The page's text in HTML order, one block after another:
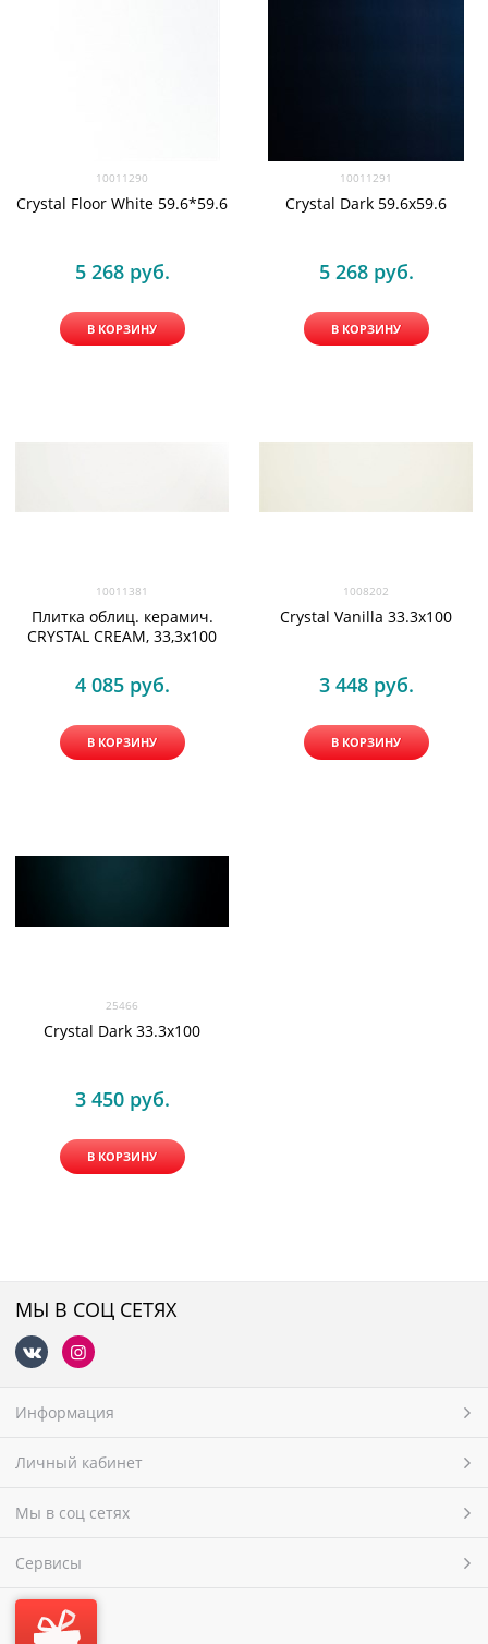
10011290
Crystal Floor White 59.6*59.6
5 268 руб.
В КОРЗИНУ
10011291
Crystal Dark 59.6x59.6
5 268 руб.
В КОРЗИНУ
10011381
Плитка облиц. керамич.
CRYSTAL CREAM, 33,3x100
4 085 руб.
В КОРЗИНУ
1008202
Crystal Vanilla 33.3x100
3 448 руб.
В КОРЗИНУ
25466
Crystal Dark 33.3x100
3 450 руб.
В КОРЗИНУ
МЫ В СОЦ СЕТЯХ
Информация
Личный кабинет
Мы в соц сетях
Сервисы